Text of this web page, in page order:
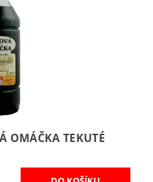
OMÁČKA TEKUTÉ